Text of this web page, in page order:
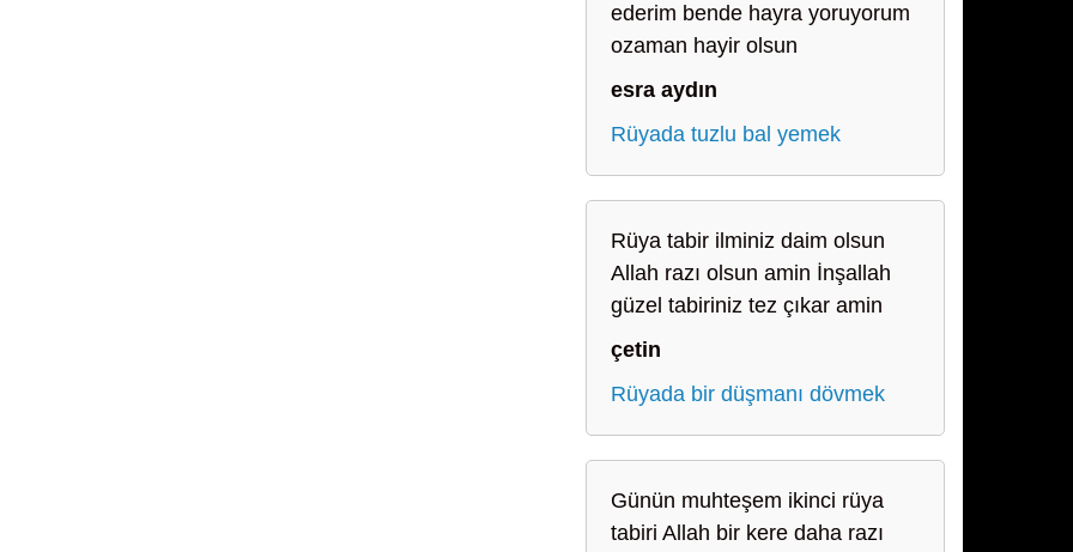
ederim bende hayra yoruyorum
ozaman hayir olsun
esra aydın
Rüyada tuzlu bal yemek
Rüya tabir ilminiz daim olsun
Allah razı olsun amin İnşallah
güzel tabiriniz tez çıkar amin
çetin
Rüyada bir düşmanı dövmek
Günün muhteşem ikinci rüya
tabiri Allah bir kere daha razı